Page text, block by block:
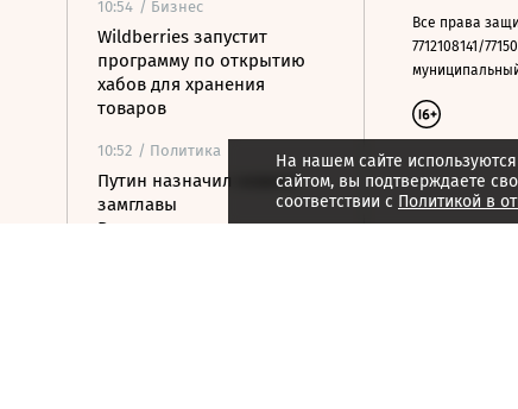
10:54 / Бизнес
Wildberries запустит
программу по открытию
хабов для хранения
товаров
10:52 / Политика
Путин назначил нового
замглавы
Россотрудничества
На нашем сайте
сайтом, вы подтверждаете
соответствии с Политикой в
Все права
7712108141/